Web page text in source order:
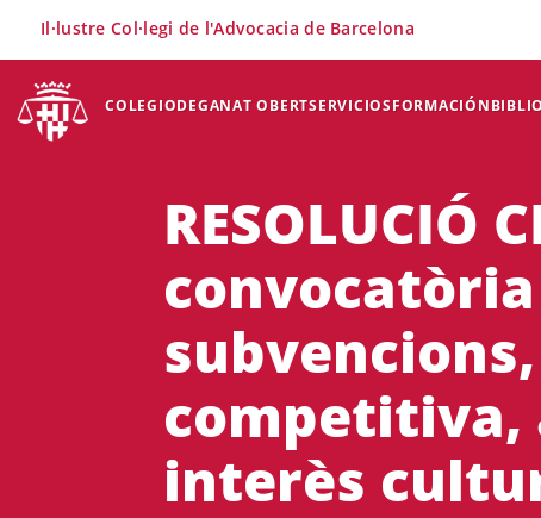
COLEGIODEGANAT OBERTSERVICIOSFORMACIÓN
Il·lustre Col·legi de l'Advocacia de Barcelona
RESOLUCIÓ
competitiva,
interès